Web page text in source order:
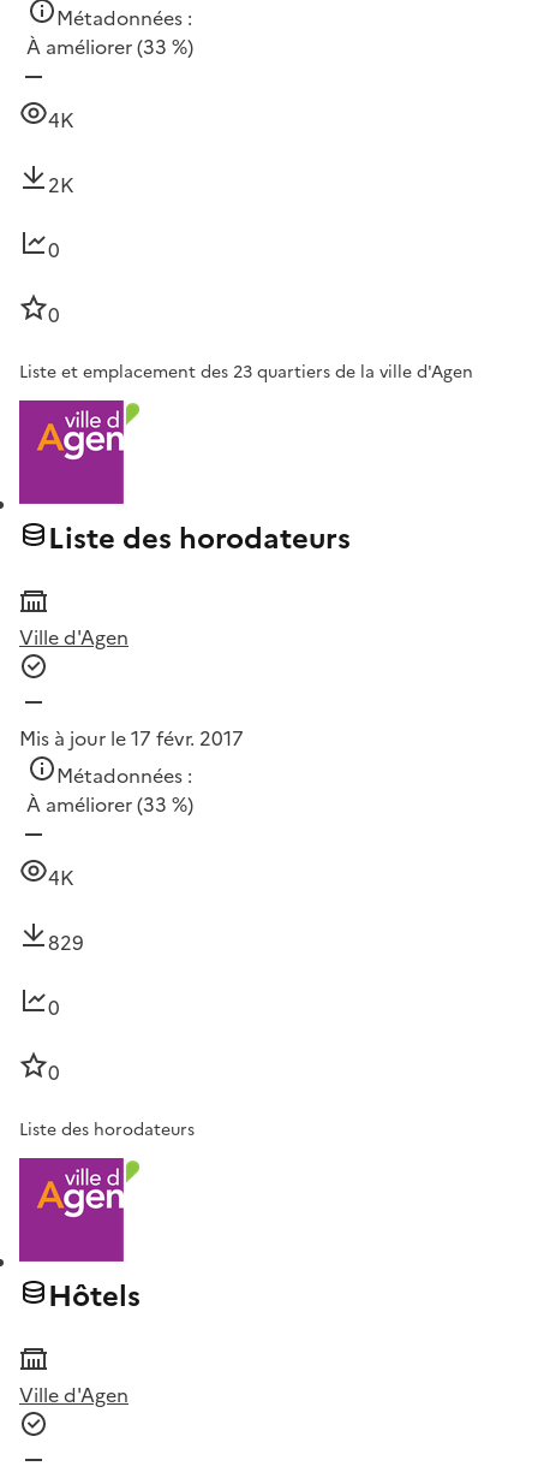
Métadonnées :
À améliorer(33 %)
4K
2K
0
0
Liste et emplacement des 23 quartiers de la ville d'Agen
Liste des horodateurs
Ville d'Agen
Mis à jour le 17 févr. 2017
Métadonnées :
À améliorer(33 %)
4K
829
0
0
Liste des horodateurs
Hôtels
Ville d'Agen